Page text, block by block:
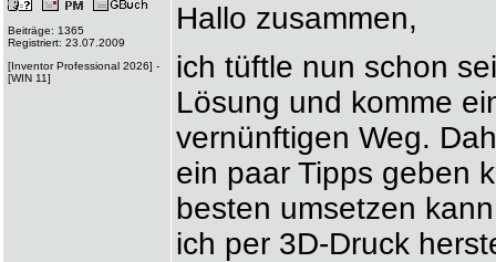
Beiträge: 1365
Registriert: 23.07.2009
[Inventor Professional 2026] -
[WIN 11]
Hallo zusammen,
ich tüftle nun schon
Lösung und komme
vernünftigen Weg.
ein paar Tipps geben
besten umsetzen
ich per 3D-Druck